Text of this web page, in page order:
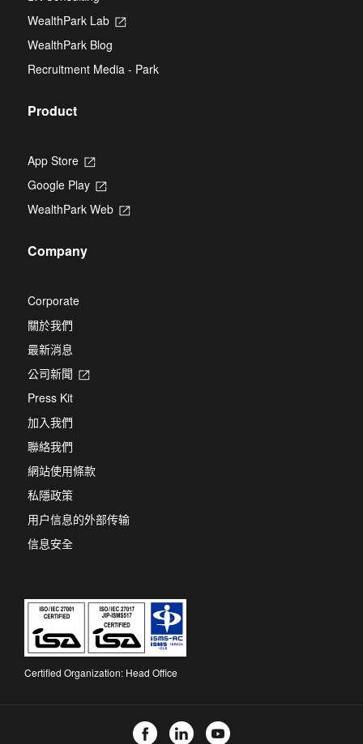
WealthPark Lab
Opens
new
tab
WealthPark Blog
Recruitment Media - Park
Product
App Store
Opens
a
new
tab
Google Play
Opens
a
WealthPark Web
Opens
Company
Corporate
關於我們
最新消息
公司新聞
Opens
Press Kit
加入我們
聯絡我們
網站使用條款
私隱政策
用户信息的外部传输
信息安全
Certified Organization: Head Office